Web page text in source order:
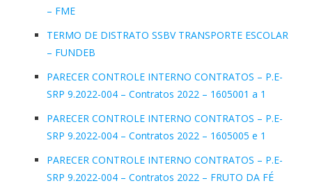
– FME
TERMO DE DISTRATO SSBV TRANSPORTE ESCOLAR
– FUNDEB
PARECER CONTROLE INTERNO CONTRATOS – P.E-
SRP 9.2022-004 – Contratos 2022 – 1605001 a 1
PARECER CONTROLE INTERNO CONTRATOS – P.E-
SRP 9.2022-004 – Contratos 2022 – 1605005 e 1
PARECER CONTROLE INTERNO CONTRATOS – P.E-
SRP 9.2022-004 – Contratos 2022 – FRUTO DA FÉ